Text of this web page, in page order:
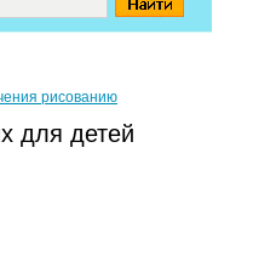
рисованию
для детей